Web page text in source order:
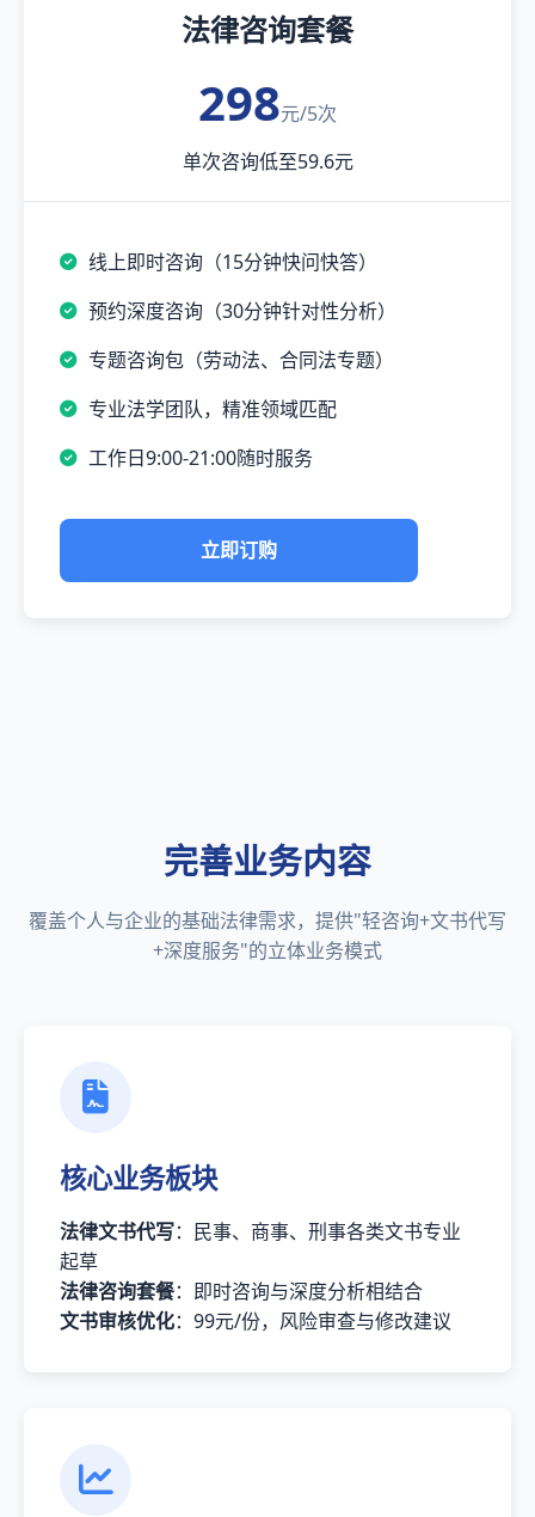
法律咨询套餐
298元/5次
单次咨询低至59.6元
线上即时咨询（15分钟快问快答）
预约深度咨询（30分钟针对性分析）
专题咨询包（劳动法、合同法专题）
专业法学团队，精准领域匹配
工作日9:00-21:00随时服务
立即订购
完善业务内容
覆盖个人与企业的基础法律需求，提供"轻咨询+文书代写
+深度服务"的立体业务模式
核心业务板块
法律文书代写：民事、商事、刑事各类文书专业
起草
法律咨询套餐：即时咨询与深度分析相结合
文书审核优化：99元/份，风险审查与修改建议